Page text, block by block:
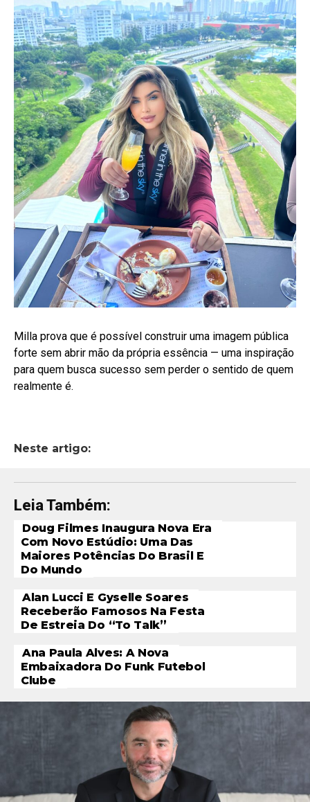
Milla prova que é possível construir uma imagem pública
forte sem abrir mão da própria essência — uma inspiração
para quem busca sucesso sem perder o sentido de quem
realmente é.
Neste artigo:
Leia Também:
Doug Filmes Inaugura Nova Era
Com Novo Estúdio: Uma Das
Maiores Potências Do Brasil E
Do Mundo
Alan Lucci E Gyselle Soares
Receberão Famosos Na Festa
De Estreia Do “To Talk”
Ana Paula Alves: A Nova
Embaixadora Do Funk Futebol
Clube